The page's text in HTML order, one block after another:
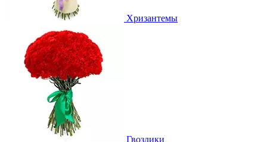
Хризантемы
Гвоздики